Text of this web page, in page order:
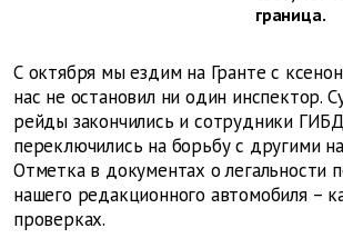
граница.
С октября мы ездим на Гранте с
нас не остановил ни один инспектор.
рейды закончились и сотрудники
переключились на борьбу с другими
Отметка в документах о легальности
нашего редакционного автомобиля –
проверках.